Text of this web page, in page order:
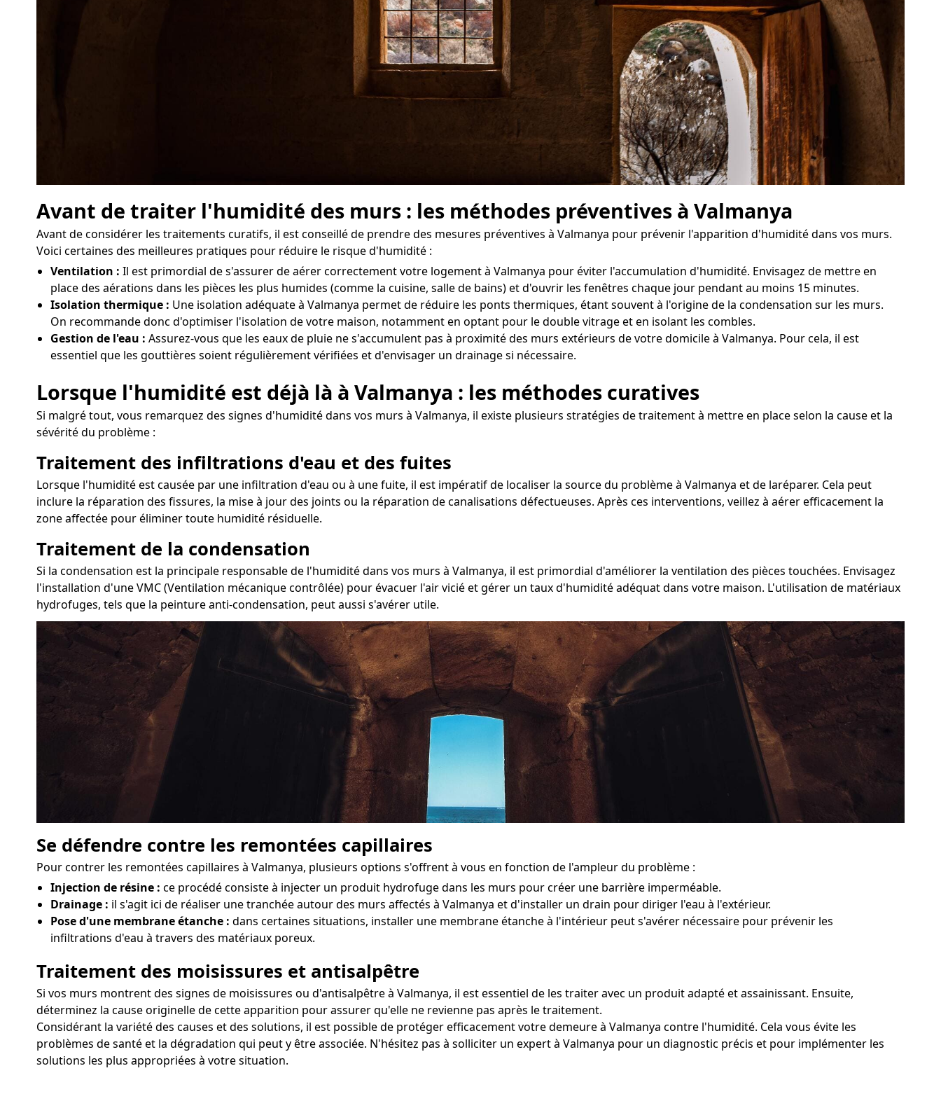
Avant de traiter l'humidité des murs : les méthodes préventives à Valmanya
Avant de considérer les traitements curatifs, il est conseillé de prendre des mesures préventives à Valmanya pour prévenir l'apparition d'humidité dans vos murs.
Voici certaines des meilleures pratiques pour réduire le risque d'humidité :
Ventilation : Il est primordial de s'assurer de aérer correctement votre logement à Valmanya pour éviter l'accumulation d'humidité. Envisagez de mettre en
place des aérations dans les pièces les plus humides (comme la cuisine, salle de bains) et d'ouvrir les fenêtres chaque jour pendant au moins 15 minutes.
Isolation thermique : Une isolation adéquate à Valmanya permet de réduire les ponts thermiques, étant souvent à l'origine de la condensation sur les murs.
On recommande donc d'optimiser l'isolation de votre maison, notamment en optant pour le double vitrage et en isolant les combles.
Gestion de l'eau : Assurez-vous que les eaux de pluie ne s'accumulent pas à proximité des murs extérieurs de votre domicile à Valmanya. Pour cela, il est
essentiel que les gouttières soient régulièrement vérifiées et d'envisager un drainage si nécessaire.
Lorsque l'humidité est déjà là à Valmanya : les méthodes curatives
Si malgré tout, vous remarquez des signes d'humidité dans vos murs à Valmanya, il existe plusieurs stratégies de traitement à mettre en place selon la cause et la
sévérité du problème :
Traitement des infiltrations d'eau et des fuites
Lorsque l'humidité est causée par une infiltration d'eau ou à une fuite, il est impératif de localiser la source du problème à Valmanya et de laréparer. Cela peut
inclure la réparation des fissures, la mise à jour des joints ou la réparation de canalisations défectueuses. Après ces interventions, veillez à aérer efficacement la
zone affectée pour éliminer toute humidité résiduelle.
Traitement de la condensation
Si la condensation est la principale responsable de l'humidité dans vos murs à Valmanya, il est primordial d'améliorer la ventilation des pièces touchées. Envisagez
l'installation d'une VMC (Ventilation mécanique contrôlée) pour évacuer l'air vicié et gérer un taux d'humidité adéquat dans votre maison. L'utilisation de matériaux
hydrofuges, tels que la peinture anti-condensation, peut aussi s'avérer utile.
Se défendre contre les remontées capillaires
Pour contrer les remontées capillaires à Valmanya, plusieurs options s'offrent à vous en fonction de l'ampleur du problème :
Injection de résine : ce procédé consiste à injecter un produit hydrofuge dans les murs pour créer une barrière imperméable.
Drainage : il s'agit ici de réaliser une tranchée autour des murs affectés à Valmanya et d'installer un drain pour diriger l'eau à l'extérieur.
Pose d'une membrane étanche : dans certaines situations, installer une membrane étanche à l'intérieur peut s'avérer nécessaire pour prévenir les
infiltrations d'eau à travers des matériaux poreux.
Traitement des moisissures et antisalpêtre
Si vos murs montrent des signes de moisissures ou d'antisalpêtre à Valmanya, il est essentiel de les traiter avec un produit adapté et assainissant. Ensuite,
déterminez la cause originelle de cette apparition pour assurer qu'elle ne revienne pas après le traitement.
Considérant la variété des causes et des solutions, il est possible de protéger efficacement votre demeure à Valmanya contre l'humidité. Cela vous évite les
problèmes de santé et la dégradation qui peut y être associée. N'hésitez pas à solliciter un expert à Valmanya pour un diagnostic précis et pour implémenter les
solutions les plus appropriées à votre situation.